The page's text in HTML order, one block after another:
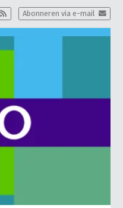
Abonneren via e-mail